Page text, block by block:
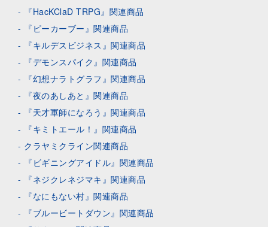
『HacKClaD TRPG』関連商品
『ピーカーブー』関連商品
『キルデスビジネス』関連商品
『デモンスパイク』関連商品
『幻想ナラトグラフ』関連商品
『夜のあしあと』関連商品
『天才軍師になろう』関連商品
『キミトエール！』関連商品
クラヤミクライン関連商品
『ビギニングアイドル』関連商品
『ネジクレネジマキ』関連商品
『なにもない村』関連商品
『ブルービートダウン』関連商品